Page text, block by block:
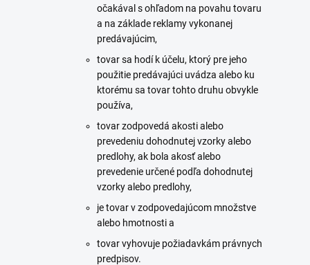
očakával s ohľadom na povahu tovaru
a na základe reklamy vykonanej
predávajúcim,
tovar sa hodí k účelu, ktorý pre jeho
použitie predávajúci uvádza alebo ku
ktorému sa tovar tohto druhu obvykle
používa,
tovar zodpovedá akosti alebo
prevedeniu dohodnutej vzorky alebo
predlohy, ak bola akosť alebo
prevedenie určené podľa dohodnutej
vzorky alebo predlohy,
je tovar v zodpovedajúcom množstve
alebo hmotnosti a
tovar vyhovuje požiadavkám právnych
predpisov.